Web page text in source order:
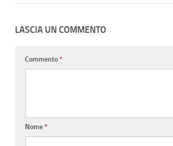
LASCIA UN COMMENTO
Commento*
Nome*